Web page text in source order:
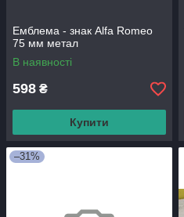
Емблема - знак Alfa Romeo
75 мм метал
В наявності
598 ₴
Купити
–31%